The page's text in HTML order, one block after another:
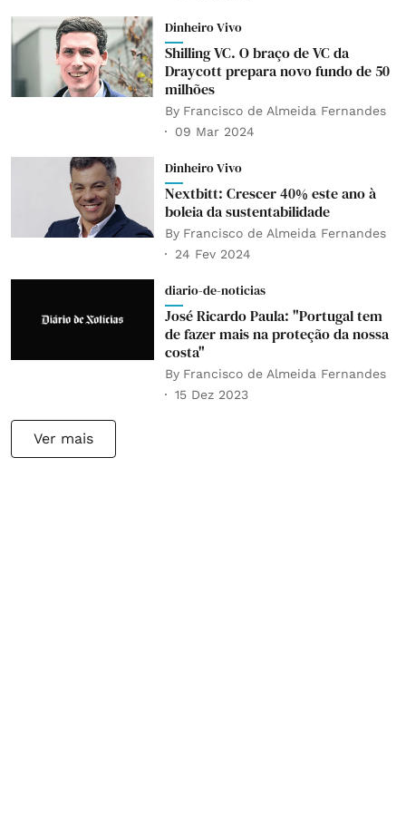
Dinheiro Vivo
Shilling VC. O braço de VC da
Draycott prepara novo fundo de 50
milhões
By Francisco de Almeida Fernandes
09 Mar 2024
Dinheiro Vivo
Nextbitt: Crescer 40% este ano à
boleia da sustentabilidade
By Francisco de Almeida Fernandes
24 Fev 2024
diario-de-noticias
José Ricardo Paula: "Portugal tem
de fazer mais na proteção da nossa
costa"
By Francisco de Almeida Fernandes
15 Dez 2023
Ver mais